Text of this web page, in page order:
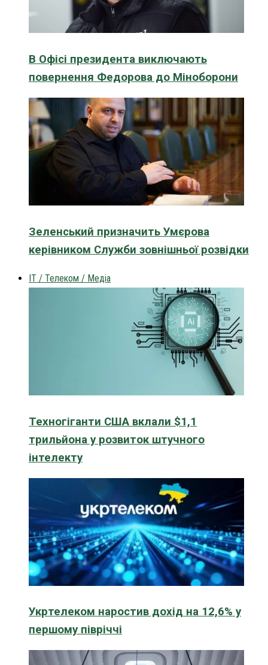
В Офісі президента виключають
повернення Федорова до Міноборони
Зеленський призначить Умєрова
керівником Служби зовнішньої розвідки
IT / Телеком / Медіа
Техногіганти США вклали $1,1
трильйона у розвиток штучного
інтелекту
Укртелеком наростив дохід на 12,6% у
першому півріччі